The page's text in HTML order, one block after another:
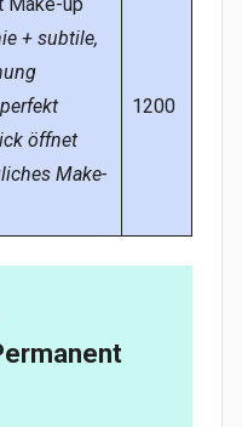
Make-up
+ subtile,
öffnet
Make-
1200